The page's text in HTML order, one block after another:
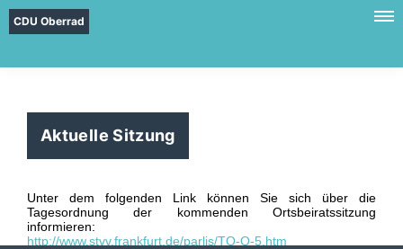
CDU Oberrad
Aktuelle Sitzung
Unter dem folgenden Link können Sie sich über die
Tagesordnung der kommenden Ortsbeiratssitzung
informieren:
http://www.stvv.frankfurt.de/parlis/TO-O-5.htm